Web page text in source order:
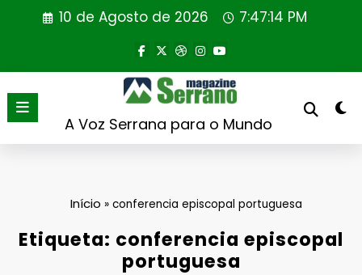
10 de Agosto de 2026 7:47:14 PM
A Voz Serrana para o Mundo
Início »conferencia episcopal portuguesa
Etiqueta: conferencia episcopal
portuguesa